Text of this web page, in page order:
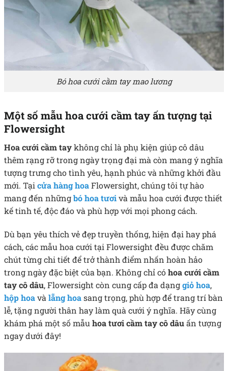
Bó hoa cưới cầm tay mao lương
Một số mẫu hoa cưới cầm tay ấn tượng tại
Flowersight
Hoa cưới cầm taykhông chỉ là phụ kiện giúp cô dâu
thêm rạng rỡ trong ngày trọng đại mà còn mang ý nghĩa
tượng trưng cho tình yêu, hạnh phúc và những khởi đầu
mới. Tại cửa hàng hoaFlowersight, chúng tôi tự hào
mang đến nhữngbó hoa tươivà mẫu hoa cưới được thiết
kế tinh tế, độc đáo và phù hợp với mọi phong cách.
Dù bạn yêu thích vẻ đẹp truyền thống, hiện đại hay phá
cách, các mẫu hoa cưới tại Flowersight đều được chăm
chút từng chi tiết để trở thành điểm nhấn hoàn hảo
trong ngày đặc biệt của bạn. Không chỉ cóhoa cưới cầm
tay cô dâu, Flowersight còn cung cấp đa dạnggiỏ hoa,
hộp hoavà lẵng hoasang trọng, phù hợp để trang trí bàn
lễ, tặng người thân hay làm quà cưới ý nghĩa. Hãy cùng
khám phá một số mẫu hoa tươi cầm tay cô dâuấn tượng
ngay dưới đây!